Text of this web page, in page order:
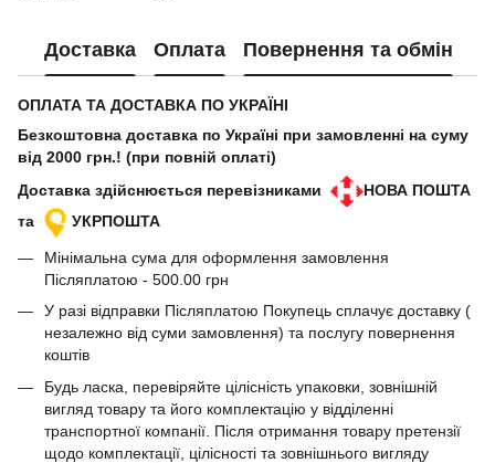
Доставка Оплата Повернення та обмін
ОПЛАТА ТА ДОСТАВКА ПО УКРАЇНІ
Безкоштовна доставка по Україні при замовленні на суму
від 2000 грн.! (при повній оплаті)
Доставка здійснюється перевізниками
НОВА ПОШТА
та
УКРПОШТА
Мінімальна сума для оформлення замовлення
Післяплатою - 500.00 грн
У разі відправки Післяплатою Покупець сплачує доставку (
незалежно від суми замовлення) та послугу повернення
коштів
Будь ласка, перевіряйте цілісність упаковки, зовнішній
вигляд товару та його комплектацію у відділенні
транспортної компанії. Після отримання товару претензії
щодо комплектації, цілісності та зовнішнього вигляду